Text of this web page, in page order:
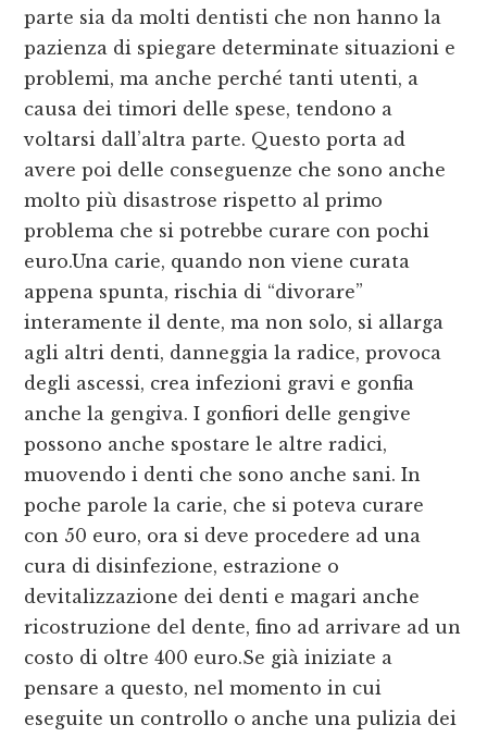
parte sia da molti dentisti che non hanno la
pazienza di spiegare determinate situazioni e
problemi, ma anche perché tanti utenti, a
causa dei timori delle spese, tendono a
voltarsi dall’altra parte. Questo porta ad
avere poi delle conseguenze che sono anche
molto più disastrose rispetto al primo
problema che si potrebbe curare con pochi
euro.Una carie, quando non viene curata
appena spunta, rischia di “divorare”
interamente il dente, ma non solo, si allarga
agli altri denti, danneggia la radice, provoca
degli ascessi, crea infezioni gravi e gonfia
anche la gengiva. I gonfiori delle gengive
possono anche spostare le altre radici,
muovendo i denti che sono anche sani. In
poche parole la carie, che si poteva curare
con 50 euro, ora si deve procedere ad una
cura di disinfezione, estrazione o
devitalizzazione dei denti e magari anche
ricostruzione del dente, fino ad arrivare ad un
costo di oltre 400 euro.Se già iniziate a
pensare a questo, nel momento in cui
eseguite un controllo o anche una pulizia dei